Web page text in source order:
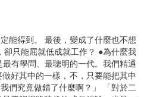
能得到。 最後，變成了什麼也不想
只能屈就低成就工作？ ●為什麼我
有學問、最聰明的一代。我們精通
好其中的一樣，不，只要能把其中
們究竟做錯了什麼啊？」 「對於二